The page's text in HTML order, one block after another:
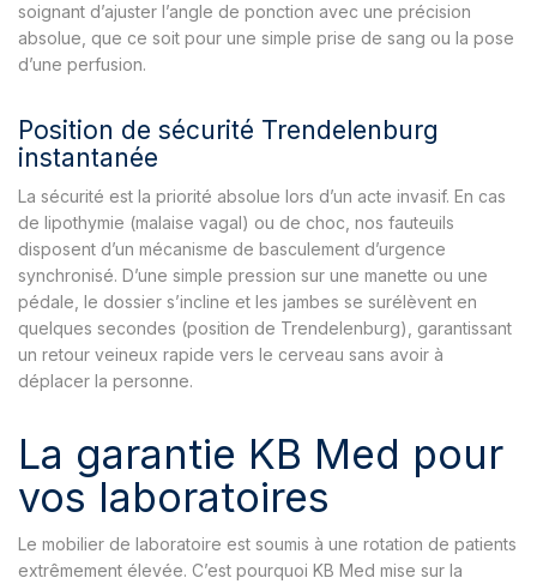
soignant d’ajuster l’angle de ponction avec une précision
absolue, que ce soit pour une simple prise de sang ou la pose
d’une perfusion.
Position de sécurité Trendelenburg
instantanée
La sécurité est la priorité absolue lors d’un acte invasif. En cas
de lipothymie (malaise vagal) ou de choc, nos fauteuils
disposent d’un mécanisme de basculement d’urgence
synchronisé. D’une simple pression sur une manette ou une
pédale, le dossier s’incline et les jambes se surélèvent en
quelques secondes (position de Trendelenburg), garantissant
un retour veineux rapide vers le cerveau sans avoir à
déplacer la personne.
La garantie KB Med pour
vos laboratoires
Le mobilier de laboratoire est soumis à une rotation de patients
extrêmement élevée. C’est pourquoi KB Med mise sur la